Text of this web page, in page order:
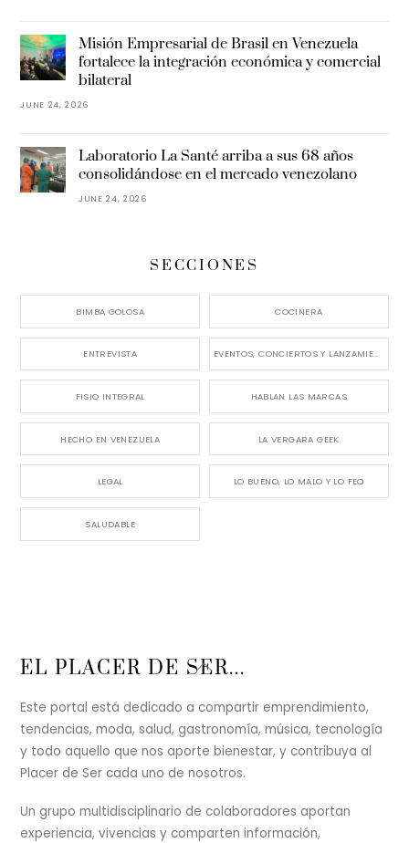
Misión Empresarial de Brasil en Venezuela
fortalece la integración económica y comercial
bilateral
JUNE 24, 2026
Laboratorio La Santé arriba a sus 68 años
consolidándose en el mercado venezolano
JUNE 24, 2026
SECCIONES
BIMBA GOLOSA COCINERA
ENTREVISTA EVENTOS, CONCIERTOS Y LANZAMIENTOS
FISIO INTEGRAL HABLAN LAS MARCAS
HECHO EN VENEZUELA LA VERGARA GEEK
LEGAL LO BUENO, LO MALO Y LO FEO
SALUDABLE
Back
Top
EL PLACER DE SER...
Este portal está dedicado a compartir emprendimiento,
tendencias, moda, salud, gastronomía, música, tecnología
y todo aquello que nos aporte bienestar, y contribuya al
Placer de Ser cada uno de nosotros.
Un grupo multidisciplinario de colaboradores aportan
experiencia, vivencias y comparten información,